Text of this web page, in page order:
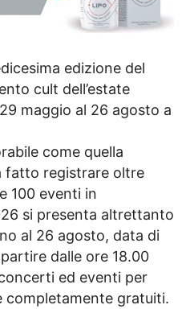
edizione del
cult dell’estate
maggio al 26 agosto a
come quella
fatto registrare oltre
100 eventi in
si presenta altrettanto
al 26 agosto, data di
dalle ore 18.00
ed eventi per
completamente gratuiti.